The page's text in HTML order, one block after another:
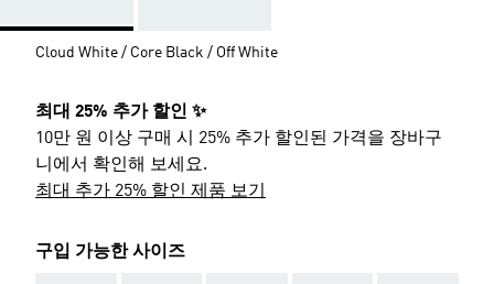
Cloud White / Core Black / Off White
최대 25% 추가 할인 ✨
10만 원 이상 구매 시 25% 추가 할인된 가격을 장바구
니에서 확인해 보세요.
최대 추가 25% 할인 제품 보기
구입 가능한 사이즈